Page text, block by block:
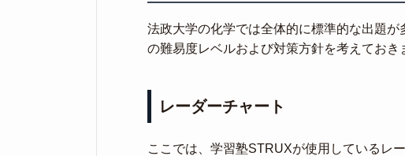
法政大学の化学では全体的に標準的な出題
の難易度レベルおよび対策方針を考えておき
レーダーチャート
ここでは、学習塾STRUXが使用しているレ